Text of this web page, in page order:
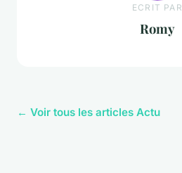
ECRIT PAR
Romy
← Voir tous les articles Actu